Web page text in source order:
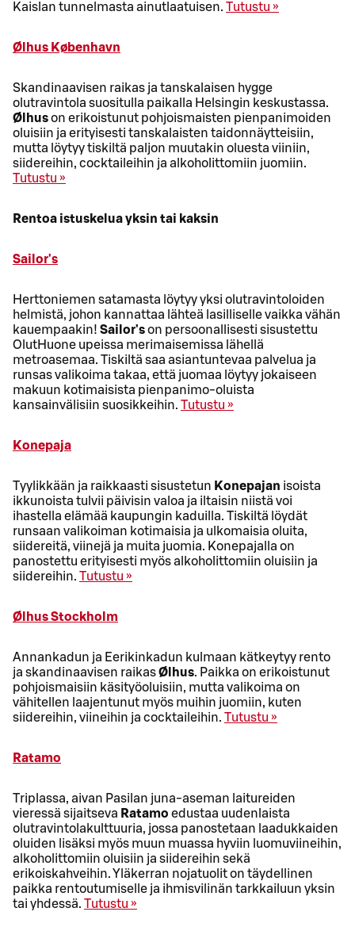
Kaislan tunnelmasta ainutlaatuisen. Tutustu »
Ølhus København
Skandinaavisen raikas ja tanskalaisen hygge
olutravintola suositulla paikalla Helsingin keskustassa.
Ølhuson erikoistunut pohjoismaisten pienpanimoiden
oluisiin ja erityisesti tanskalaisten taidonnäytteisiin,
mutta löytyy tiskiltä paljon muutakin oluesta viiniin,
siidereihin, cocktaileihin ja alkoholittomiin juomiin.
Tutustu »
Rentoa istuskelua yksin tai kaksin
Sailor's
Herttoniemen satamasta löytyy yksi olutravintoloiden
helmistä, johon kannattaa lähteä lasilliselle vaikka vähän
kauempaakin! Sailor'son persoonallisesti sisustettu
OlutHuone upeissa merimaisemissa lähellä
metroasemaa. Tiskiltä saa asiantuntevaa palvelua ja
runsas valikoima takaa, että juomaa löytyy jokaiseen
makuun kotimaisista pienpanimo-oluista
kansainvälisiin suosikkeihin. Tutustu »
Konepaja
Tyylikkään ja raikkaasti sisustetun Konepajan isoista
ikkunoista tulvii päivisin valoa ja iltaisin niistä voi
ihastella elämää kaupungin kaduilla. Tiskiltä löydät
runsaan valikoiman kotimaisia ja ulkomaisia oluita,
siidereitä, viinejä ja muita juomia. Konepajalla on
panostettu erityisesti myös alkoholittomiin oluisiin ja
siidereihin. Tutustu »
Ølhus Stockholm
Annankadun ja Eerikinkadun kulmaan kätkeytyy rento
ja skandinaavisen raikasØlhus. Paikka on erikoistunut
pohjoismaisiin käsityöoluisiin, mutta valikoima on
vähitellen laajentunut myös muihin juomiin, kuten
siidereihin, viineihin ja cocktaileihin. Tutustu »
Ratamo
Triplassa, aivan Pasilan juna-aseman laitureiden
vieressä sijaitseva Ratamo edustaa uudenlaista
olutravintolakulttuuria, jossa panostetaan laadukkaiden
oluiden lisäksi myös muun muassa hyviin luomuviineihin,
alkoholittomiin oluisiin ja siidereihin sekä
erikoiskahveihin. Yläkerran nojatuolit on täydellinen
paikka rentoutumiselle ja ihmisvilinän tarkkailuun yksin
tai yhdessä. Tutustu »